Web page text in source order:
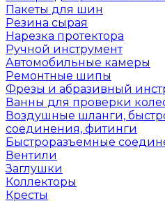
Пакеты для шин
Резина сырая
Нарезка протектора
Ручной инструмент
Автомобильные камеры
Ремонтные шипы
Фрезы и абразивный
Ванны для проверки
Воздушные шланги,
соединения, фитинги
Быстроразъемные
Вентили
Заглушки
Коллекторы
Кресты